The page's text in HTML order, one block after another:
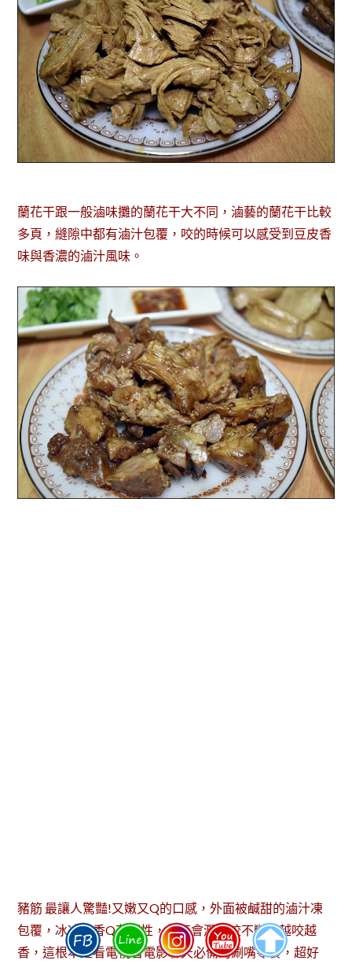
蘭花干跟一般滷味攤的蘭花干大不同，滷藝的蘭花干比較
多頁，縫隙中都有滷汁包覆，咬的時候可以感受到豆皮香
味與香濃的滷汁風味。
豬筋 最讓人驚豔!又嫩又Q的口感，外面被鹹甜的滷汁凍
包覆，冰冰吃香Q有彈性，但不會潤潤咬不斷，越咬越
香，這根本是看電視看電影聊天必備的涮嘴零食，超好